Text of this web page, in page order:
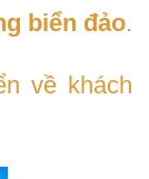
biển đảo.
về khách